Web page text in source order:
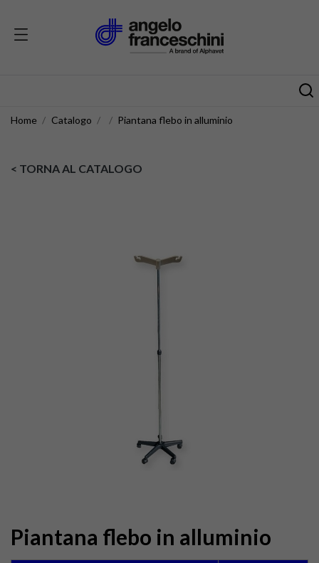
Home Catalogo Piantana flebo in alluminio
< TORNA AL CATALOGO
Piantana flebo in alluminio